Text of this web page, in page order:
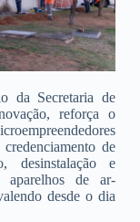
da Secretaria de
reforça o
de
desinstalação e
aparelhos de ar-
desde o dia